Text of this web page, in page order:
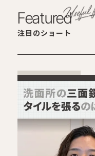
Featured
注目のショート